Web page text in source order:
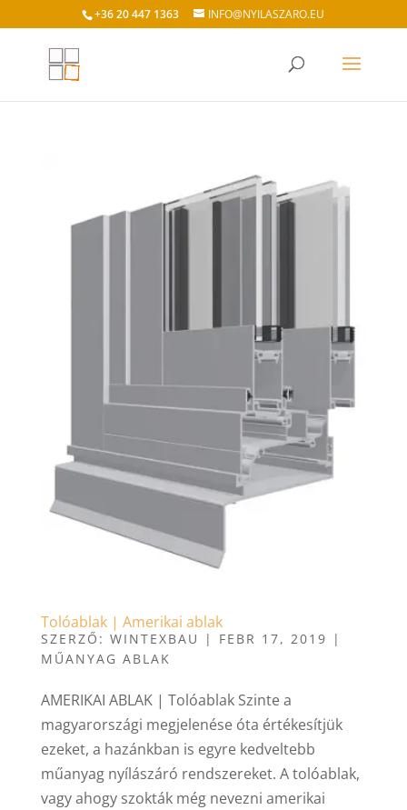
+36 20 447 1363 INFO@NYILASZARO.EU
Tolóablak | Amerikai ablak
SZERZŐ: WINTEXBAU | FEBR 17, 2019 |
MŰANYAG ABLAK
AMERIKAI ABLAK | Tolóablak Szinte a
magyarországi megjelenése óta értékesítjük
ezeket, a hazánkban is egyre kedveltebb
műanyag nyílászáró rendszereket. A tolóablak,
vagy ahogy szokták még nevezni amerikai